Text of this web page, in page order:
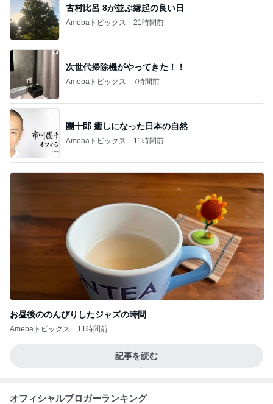
古村比呂 8が並ぶ縁起の良い日
Amebaトピックス 21時間前
次世代掃除機がやってきた！！
Amebaトピックス 7時間前
團十郎 癒しになった日本の自然
Amebaトピックス 11時間前
お昼後ののんびりしたジャズの時間
Amebaトピックス 11時間前
記事を読む
オフィシャルブロガーランキング